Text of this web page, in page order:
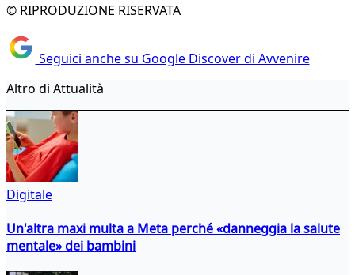
© RIPRODUZIONE RISERVATA
Seguici anche su Google Discover di Avvenire
Altro di Attualità
Digitale
Un'altra maxi multa a Meta perché «danneggia la salute
mentale» dei bambini